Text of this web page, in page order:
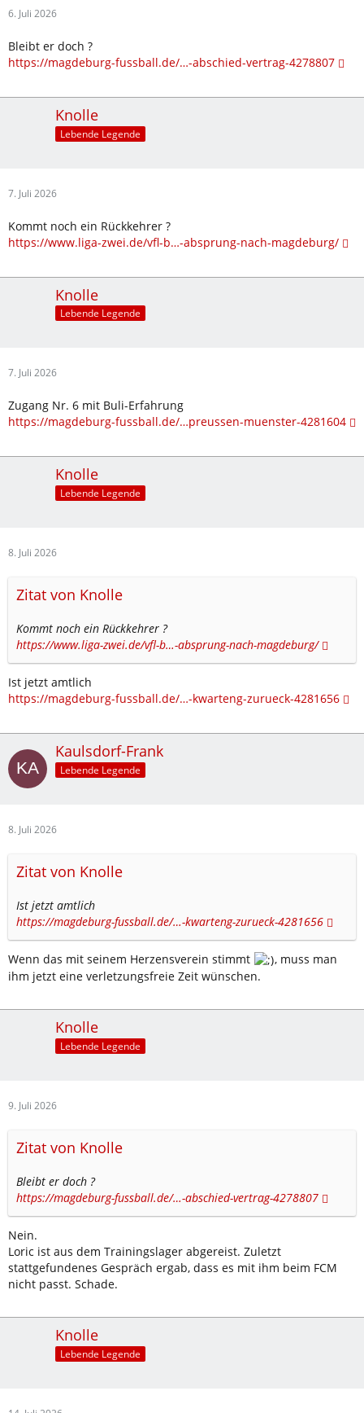
6. Juli 2026
Bleibt er doch ?
https://magdeburg-fussball.de/…-abschied-vertrag-4278807
Knolle
Lebende Legende
7. Juli 2026
Kommt noch ein Rückkehrer ?
https://www.liga-zwei.de/vfl-b…-absprung-nach-magdeburg/
Knolle
Lebende Legende
7. Juli 2026
Zugang Nr. 6 mit Buli-Erfahrung
https://magdeburg-fussball.de/…preussen-muenster-4281604
Knolle
Lebende Legende
8. Juli 2026
Zitat von Knolle
Kommt noch ein Rückkehrer ?
https://www.liga-zwei.de/vfl-b…-absprung-nach-magdeburg/
Ist jetzt amtlich
https://magdeburg-fussball.de/…-kwarteng-zurueck-4281656
Kaulsdorf-Frank
Lebende Legende
8. Juli 2026
Zitat von Knolle
Ist jetzt amtlich
https://magdeburg-fussball.de/…-kwarteng-zurueck-4281656
Wenn das mit seinem Herzensverein stimmt
, muss man
ihm jetzt eine verletzungsfreie Zeit wünschen.
Knolle
Lebende Legende
9. Juli 2026
Zitat von Knolle
Bleibt er doch ?
https://magdeburg-fussball.de/…-abschied-vertrag-4278807
Nein.
Loric ist aus dem Trainingslager abgereist. Zuletzt
stattgefundenes Gespräch ergab, dass es mit ihm beim FCM
nicht passt. Schade.
Knolle
Lebende Legende